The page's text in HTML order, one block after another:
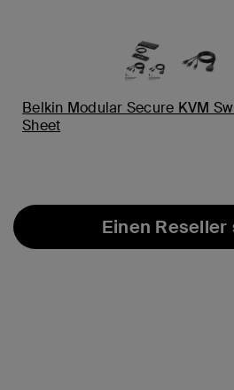
Belkin Modular Secure KVM
Sheet
Einen Reseller